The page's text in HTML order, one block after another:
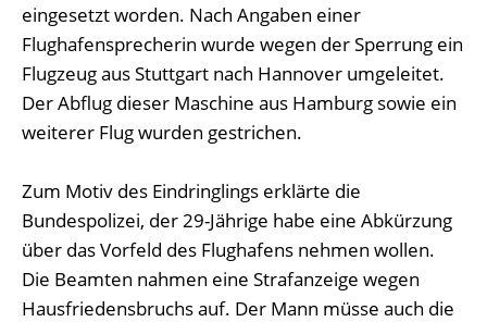
eingesetzt worden. Nach Angaben einer
Flughafensprecherin wurde wegen der Sperrung ein
Flugzeug aus Stuttgart nach Hannover umgeleitet.
Der Abflug dieser Maschine aus Hamburg sowie ein
weiterer Flug wurden gestrichen.
Zum Motiv des Eindringlings erklärte die
Bundespolizei, der 29-Jährige habe eine Abkürzung
über das Vorfeld des Flughafens nehmen wollen.
Die Beamten nahmen eine Strafanzeige wegen
Hausfriedensbruchs auf. Der Mann müsse auch die